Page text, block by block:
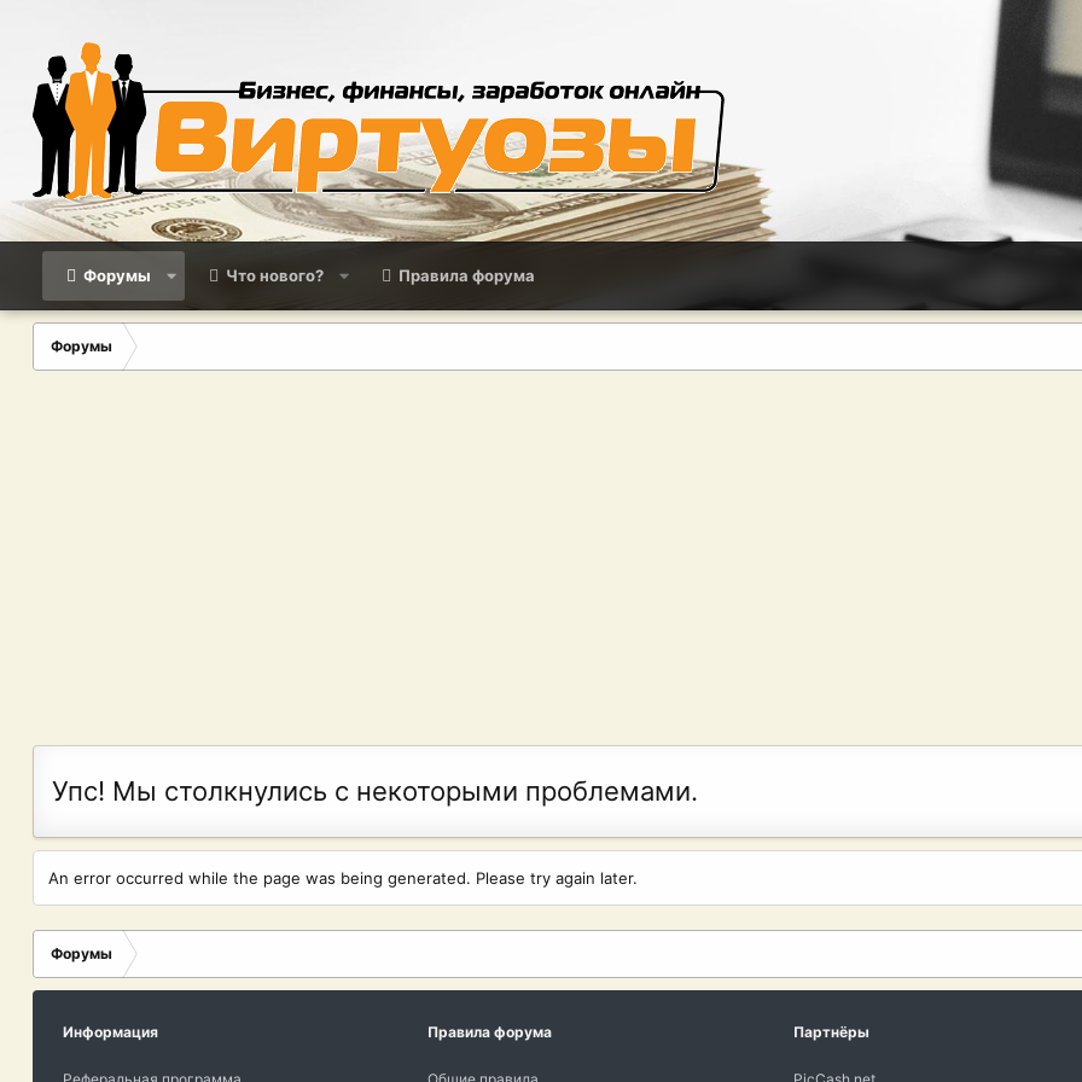
Форумы Что нового? Правила форума
Форумы
Упс! Мы столкнулись с некоторыми проблемами.
An error occurred while the page was being generated. Please try again later.
Форумы
Информация Правила форума Партнёры